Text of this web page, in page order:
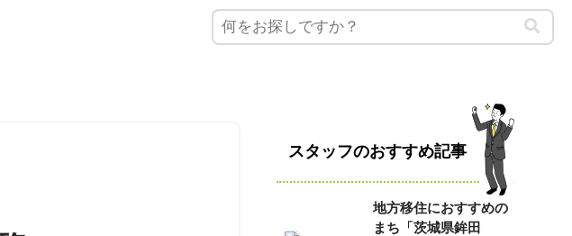
スタッフのおすすめ記事
地方移住におすすめの
まち「茨城県鉾田